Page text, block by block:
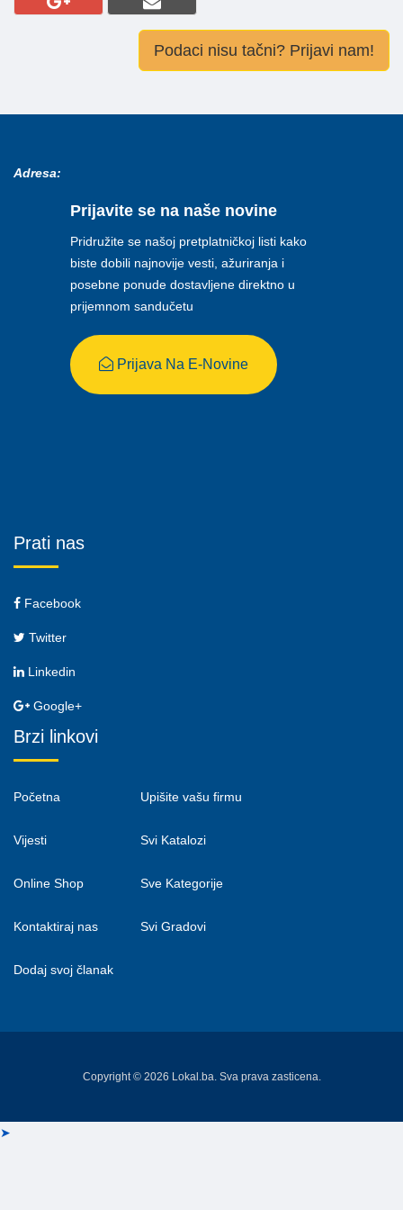
Podaci nisu tačni? Prijavi nam!
Adresa:
Prijavite se na naše novine
Pridružite se našoj pretplatničkoj listi kako
biste dobili najnovije vesti, ažuriranja i
posebne ponude dostavljene direktno u
prijemnom sandučetu
Prijava Na E-Novine
Prati nas
Facebook
Twitter
Linkedin
Google+
Brzi linkovi
Početna
Vijesti
Online Shop
Kontaktiraj nas
Dodaj svoj članak
Upišite vašu firmu
Svi Katalozi
Sve Kategorije
Svi Gradovi
Copyright © 2026 Lokal.ba. Sva prava zasticena.
➤